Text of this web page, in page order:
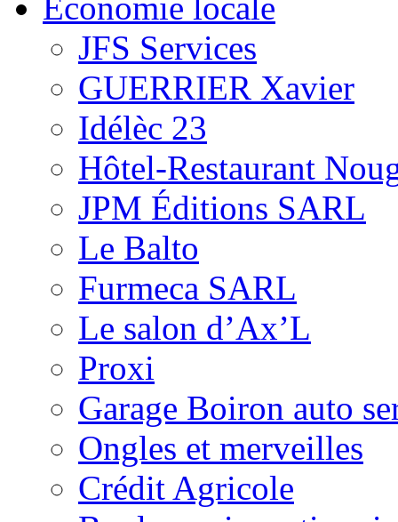
Économie locale
JFS Services
GUERRIER Xavier
Idélèc 23
Hôtel-Restaurant
JPM Éditions SARL
Le Balto
Furmeca SARL
Le salon d’Ax’L
Proxi
Garage Boiron auto
Ongles et merveilles
Crédit Agricole